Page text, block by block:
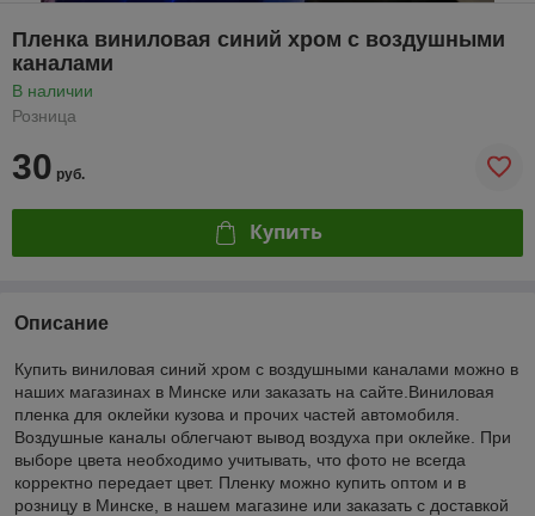
Пленка виниловая синий хром с воздушными
каналами
В наличии
Розница
30 руб.
Купить
Описание
Купить виниловая синий хром с воздушными каналами можно в
наших магазинах в Минске или заказать на сайте.Виниловая
пленка для оклейки кузова и прочих частей автомобиля.
Воздушные каналы облегчают вывод воздуха при оклейке. При
выборе цвета необходимо учитывать, что фото не всегда
корректно передает цвет. Пленку можно купить оптом и в
розницу в Минске, в нашем магазине или заказать с доставкой